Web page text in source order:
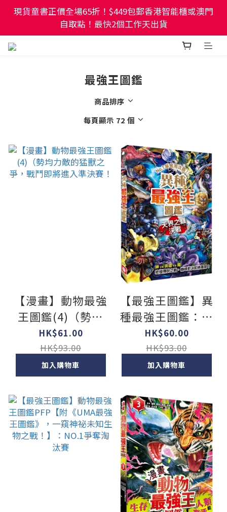
現貨童書正價全場65折！$449包郵香港智能櫃或澳門
自取點！最快2個工作天出貨
現貨童書正價全場65折！$449包郵香港智能櫃或澳門
自取點！最快2個工作天出貨
幼稚園及小學試卷/練習📚任選3件85折🌟5件75折
現貨童書正價全場65折！$449包郵香港智能櫃或澳門
自取點！最快2個工作天出貨
最強王圖鑑
商品排序
每頁顯示 72 個
【漫畫】動物最強
王圖鑑(4)（勢均
力敵的猛獸之爭，
戰鬥即將進入準決
賽！
HK$61.00
HK$93.00
加入購物車
【最強王圖鑑】異
種最強王圖鑑：天
界之巔決戰 - NO.1
爭奪淘汰賽
HK$60.00
HK$93.00
加入購物車